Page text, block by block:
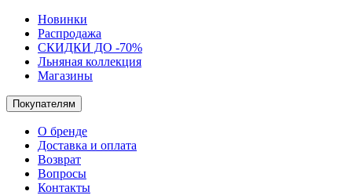
Новинки
Распродажа
СКИДКИ ДО -70%
Льняная коллекция
Магазины
Покупателям
О бренде
Доставка и оплата
Возврат
Вопросы
Контакты